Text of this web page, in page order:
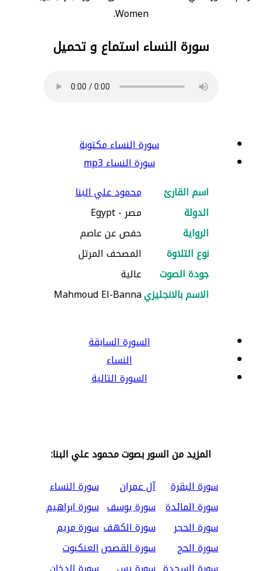
Women.
سورة النساء استماع و تحميل
سورة النساء مكتوبة
سورة النساء mp3
اسم القارئ
محمود علي البنا
الدولة
مصر - Egypt
الرواية
حفص عن عاصم
نوع التلاوة
المصحف المرتل
جودة الصوت
عالية
الاسم بالانجليزيMahmoud El-Banna
السورة السابقة
النساء
السورة التالية
المزيد من السور بصوت محمود علي البنا:
سورة البقرة
آل عمران
سورة النساء
سورة المائدة سورة يوسف سورة ابراهيم
سورة الحجر
سورة الكهف سورة مريم
سورة الحج
سورة القصصالعنكبوت